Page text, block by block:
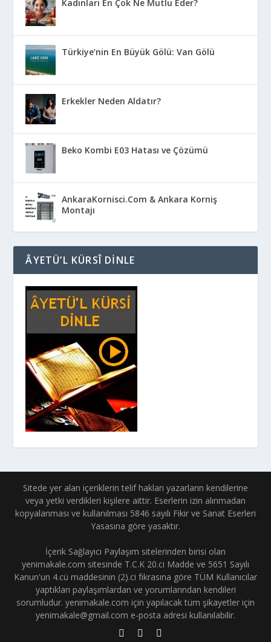
Kadınları En Çok Ne Mutlu Eder?
Türkiye’nin En Büyük Gölü: Van Gölü
Erkekler Neden Aldatır?
Beko Kombi E03 Hatası ve Çözümü
AnkaraKornisci.Com & Ankara Korniş
Montajı
ÂYETÜ’L KÜRSÎ DINLE
Sitede yer alan içeriklerin telif hakları yazarların kendilerine
veya yetki verdikleri kişilere aittir. Eserlerin izin alınmadan
kopyalanması ve kullanılması 5846 sayılı Fikir ve Sanat Eserleri
Yasasına göre yasaktır.
İçerik Sağlayıcı Paylaşım sitelerinden birisi olan
yenimakale.com sitesinde T.C.K 20.ci Madde ve 5651 Sayılı
Kanun'un 4.cü maddesinin (2).ci fıkrasına göre TÜM Kullanıcılar
yaptıkları paylaşımlardan ve yorumlarından kendileri
sorumludur. yenimakale.com için yapılacak tüm şikayetler için
yenimakale@gmail.com e-posta adresi kullanılabilir.